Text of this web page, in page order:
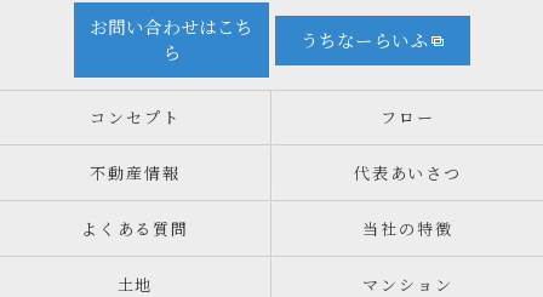
お問い合わせはこち
ら
うちなーらいふ
コンセプト フロー
不動産情報 代表あいさつ
よくある質問 当社の特徴
土地 マンション